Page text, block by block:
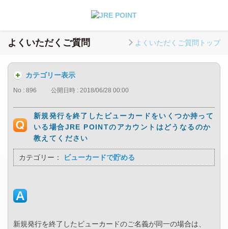
よくいただくご質問 よくいただくご質問トップ
カテゴリー表示
No : 896 公開日時 : 2018/06/28 00:00
新規発行を終了したビューカードをいくつか持って
いる場合JRE POINTのアカウントはどうなるのか
教えてください
カテゴリー： ビューカードで貯める
新規発行を終了したビューカードのご名義が同一の場合は、